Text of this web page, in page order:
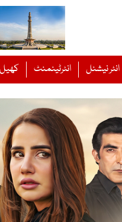
انٹر نیشنل انٹرٹینمنٹ کھیل